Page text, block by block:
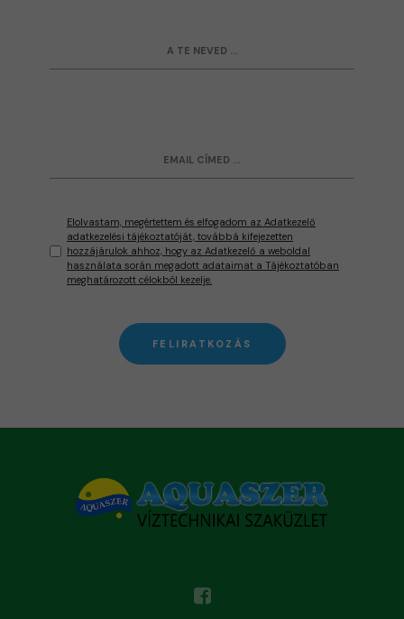
Elolvastam, megértettem és elfogadom az Adatkezelő
adatkezelési tájékoztatóját, továbbá kifejezetten
hozzájárulok ahhoz, hogy az Adatkezelő a weboldal
használata során megadott adataimat a Tájékoztatóban
meghatározott célokból kezelje.
FELIRATKOZÁS